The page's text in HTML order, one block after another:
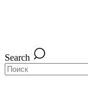
Search